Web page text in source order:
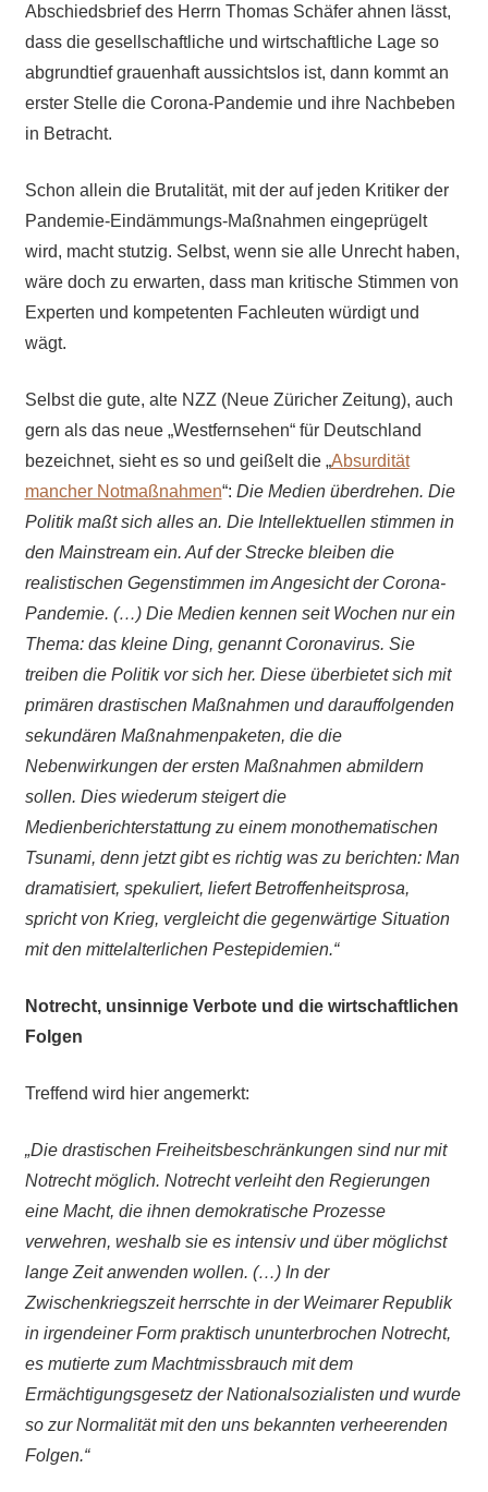
Abschiedsbrief des Herrn Thomas Schäfer ahnen lässt,
dass die gesellschaftliche und wirtschaftliche Lage so
abgrundtief grauenhaft aussichtslos ist, dann kommt an
erster Stelle die Corona-Pandemie und ihre Nachbeben
in Betracht.
Schon allein die Brutalität, mit der auf jeden Kritiker der
Pandemie-Eindämmungs-Maßnahmen eingeprügelt
wird, macht stutzig. Selbst, wenn sie alle Unrecht haben,
wäre doch zu erwarten, dass man kritische Stimmen von
Experten und kompetenten Fachleuten würdigt und
wägt.
Selbst die gute, alte NZZ (Neue Züricher Zeitung), auch
gern als das neue „Westfernsehen“ für Deutschland
bezeichnet, sieht es so und geißelt die „Absurdität
mancher Notmaßnahmen“: Die Medien überdrehen. Die
Politik maßt sich alles an. Die Intellektuellen stimmen in
den Mainstream ein. Auf der Strecke bleiben die
realistischen Gegenstimmen im Angesicht der Corona-
Pandemie. (…) Die Medien kennen seit Wochen nur ein
Thema: das kleine Ding, genannt Coronavirus. Sie
treiben die Politik vor sich her. Diese überbietet sich mit
primären drastischen Maßnahmen und darauffolgenden
sekundären Maßnahmenpaketen, die die
Nebenwirkungen der ersten Maßnahmen abmildern
sollen. Dies wiederum steigert die
Medienberichterstattung zu einem monothematischen
Tsunami, denn jetzt gibt es richtig was zu berichten: Man
dramatisiert, spekuliert, liefert Betroffenheitsprosa,
spricht von Krieg, vergleicht die gegenwärtige Situation
mit den mittelalterlichen Pestepidemien.“
Notrecht, unsinnige Verbote und die wirtschaftlichen
Folgen
Treffend wird hier angemerkt:
„Die drastischen Freiheitsbeschränkungen sind nur mit
Notrecht möglich. Notrecht verleiht den Regierungen
eine Macht, die ihnen demokratische Prozesse
verwehren, weshalb sie es intensiv und über möglichst
lange Zeit anwenden wollen. (…) In der
Zwischenkriegszeit herrschte in der Weimarer Republik
in irgendeiner Form praktisch ununterbrochen Notrecht,
es mutierte zum Machtmissbrauch mit dem
Ermächtigungsgesetz der Nationalsozialisten und wurde
so zur Normalität mit den uns bekannten verheerenden
Folgen.“